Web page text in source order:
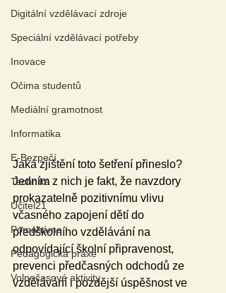
Digitální vzdělávací zdroje
Speciální vzdělávací potřeby
Inovace
Očima studentů
Mediální gramotnost
Informatika
E-Bezpečí
Technika
Učitel21
Pomáháme
Pedagogická praxe
Volnočasové aktivity
Jaká zjištění toto šetření přineslo?
Jedním z nich je fakt, že navzdory
prokazatelně pozitivnímu vlivu
včasného zapojení dětí do
předškolního vzdělávání na
odpovídající školní připravenost,
prevenci předčasných odchodů ze
vzdělávání i pozdější úspěšnost ve